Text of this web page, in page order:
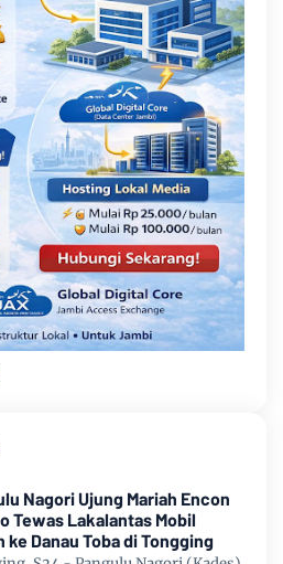
Nagori Ujung Mariah Encon
Tewas Lakalantas Mobil
ke Danau Toba di Tongging